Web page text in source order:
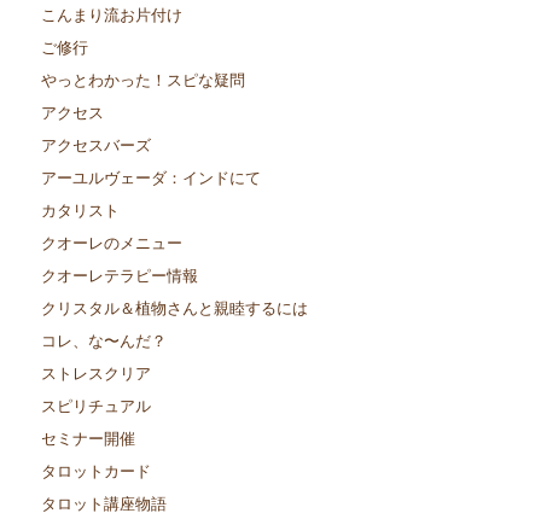
こんまり流お片付け
ご修行
やっとわかった！スピな疑問
アクセス
アクセスバーズ
アーユルヴェーダ：インドにて
カタリスト
クオーレのメニュー
クオーレテラピー情報
クリスタル＆植物さんと親睦するには
コレ、な〜んだ？
ストレスクリア
スピリチュアル
セミナー開催
タロットカード
タロット講座物語